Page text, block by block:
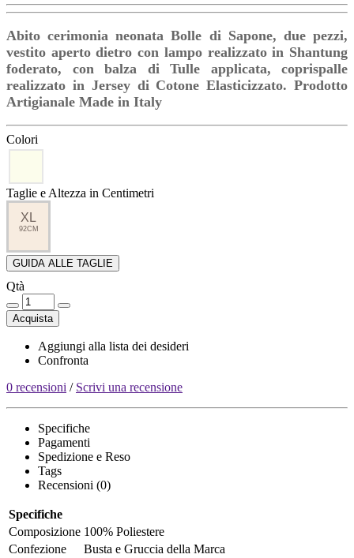
Abito cerimonia neonata Bolle di Sapone, due pezzi,
vestito aperto dietro con lampo realizzato in Shantung
foderato, con balza di Tulle applicata, coprispalle
realizzato in Jersey di Cotone Elasticizzato. Prodotto
Artigianale Made in Italy
Colori
Taglie e Altezza in Centimetri
XL
92CM
GUIDA ALLE TAGLIE
Qtà
Acquista
Aggiungi alla lista dei desideri
Confronta
0 recensioni / Scrivi una recensione
Specifiche
Pagamenti
Spedizione e Reso
Tags
Recensioni (0)
Specifiche
Composizione 100% Poliestere
Confezione
Busta e Gruccia della Marca